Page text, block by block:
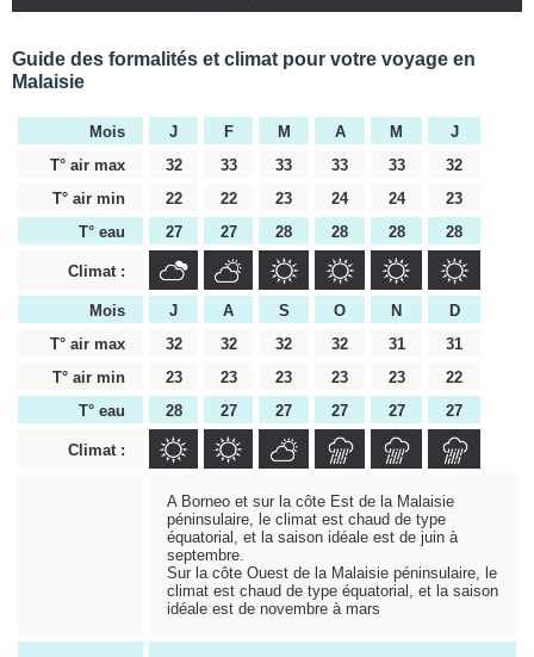
Guide des formalités et climat pour votre voyage en
Malaisie
Mois J F M A M
J
T° air max
32 33 33 33 33
32
T° air min
22 22 23 24 24
23
T° eau
27 27 28 28 28 28
Climat :
Mois J A S O N
D
T° air max
32 32 32 32 31
31
T° air min
23 23 23 23 23
22
T° eau
28 27 27 27 27 27
Climat :
A Borneo et sur la côte Est de la Malaisie
péninsulaire, le climat est chaud de type
équatorial, et la saison idéale est de juin à
septembre.
Sur la côte Ouest de la Malaisie péninsulaire, le
climat est chaud de type équatorial, et la saison
idéale est de novembre à mars